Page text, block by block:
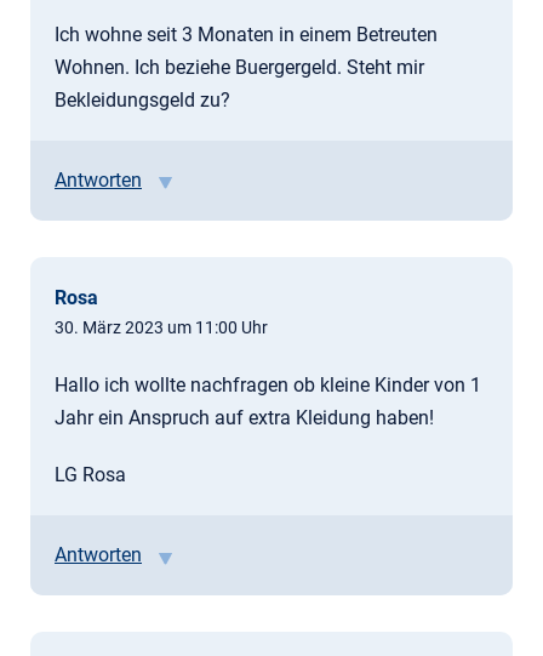
Ich wohne seit 3 Monaten in einem Betreuten
Wohnen. Ich beziehe Buergergeld. Steht mir
Bekleidungsgeld zu?
Antworten
Rosa
30. März 2023 um 11:00 Uhr
Hallo ich wollte nachfragen ob kleine Kinder von 1
Jahr ein Anspruch auf extra Kleidung haben!
LG Rosa
Antworten